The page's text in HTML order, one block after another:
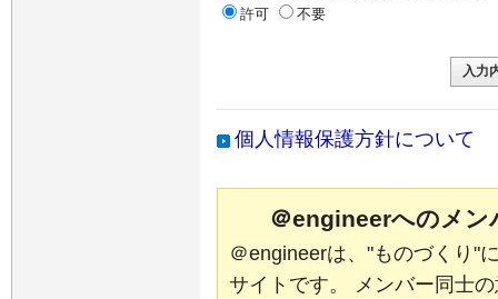
許可
不要
個人情報保護方針について
＠engineerへのメン
＠engineerは、"ものづくり"
サイトです。 メンバー同士